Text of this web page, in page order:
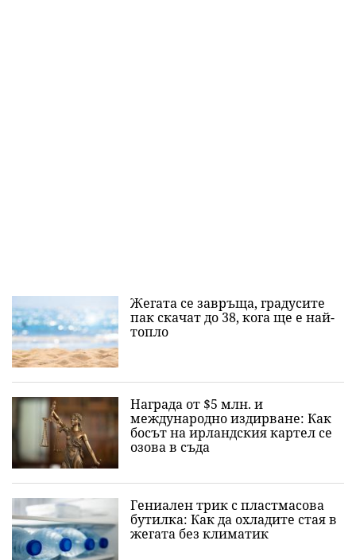
Жегата се завръща, градусите
пак скачат до 38, кога ще е най-
топло
Награда от $5 млн. и
международно издирване: Как
босът на ирландския картел се
озова в съда
Гениален трик с пластмасова
бутилка: Как да охладите стая в
жегата без климатик